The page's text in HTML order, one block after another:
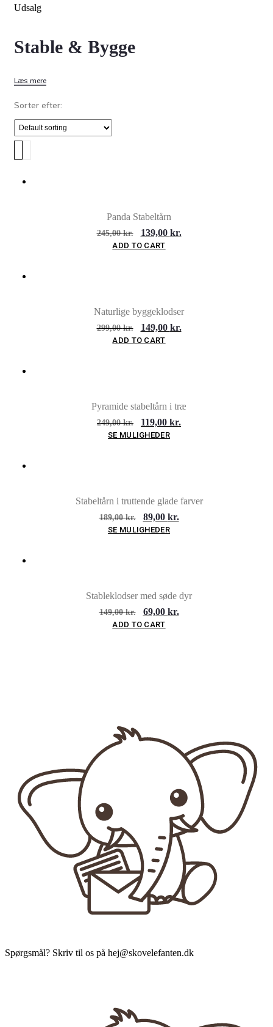
Udsalg
Stable & Bygge
Læs mere
Sorter efter:
Panda Stabeltårn
245,00kr. 139,00 kr.
ADD TO CART
Naturlige byggeklodser
299,00kr. 149,00 kr.
ADD TO CART
Pyramide stabeltårn i træ
249,00kr. 119,00 kr.
SE MULIGHEDER
Stabeltårn i truttende glade farver
189,00kr. 89,00 kr.
SE MULIGHEDER
Stableklodser med søde dyr
149,00kr. 69,00 kr.
ADD TO CART
Spørgsmål? Skriv til os på hej@skovelefanten.dk